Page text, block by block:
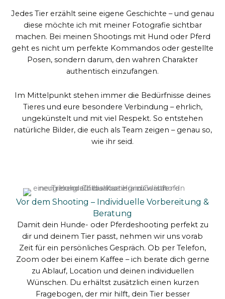
Jedes Tier erzählt seine eigene Geschichte – und genau
diese möchte ich mit meiner Fotografie sichtbar
machen. Bei meinen Shootings mit Hund oder Pferd
geht es nicht um perfekte Kommandos oder gestellte
Posen, sondern darum, den wahren Charakter
authentisch einzufangen.
Im Mittelpunkt stehen immer die Bedürfnisse deines
Tieres und eure besondere Verbindung – ehrlich,
ungekünstelt und mit viel Respekt. So entstehen
natürliche Bilder, die euch als Team zeigen – genau so,
wie ihr seid.
Vor dem Shooting – Individuelle Vorbereitung &
Beratung
Damit dein Hunde- oder Pferdeshooting perfekt zu
dir und deinem Tier passt, nehmen wir uns vorab
Zeit für ein persönliches Gespräch. Ob per Telefon,
Zoom oder bei einem Kaffee – ich berate dich gerne
zu Ablauf, Location und deinen individuellen
Wünschen. Du erhältst zusätzlich einen kurzen
Fragebogen, der mir hilft, dein Tier besser